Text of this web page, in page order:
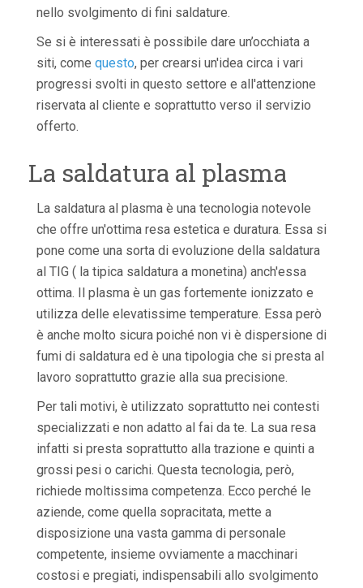
nello svolgimento di fini saldature.
Se si è interessati è possibile dare un’occhiata a
siti, come questo, per crearsi un'idea circa i vari
progressi svolti in questo settore e all'attenzione
riservata al cliente e soprattutto verso il servizio
offerto.
La saldatura al plasma
La saldatura al plasma è una tecnologia notevole
che offre un'ottima resa estetica e duratura. Essa si
pone come una sorta di evoluzione della saldatura
al TIG ( la tipica saldatura a monetina) anch'essa
ottima. Il plasma è un gas fortemente ionizzato e
utilizza delle elevatissime temperature. Essa però
è anche molto sicura poiché non vi è dispersione di
fumi di saldatura ed è una tipologia che si presta al
lavoro soprattutto grazie alla sua precisione.
Per tali motivi, è utilizzato soprattutto nei contesti
specializzati e non adatto al fai da te. La sua resa
infatti si presta soprattutto alla trazione e quinti a
grossi pesi o carichi. Questa tecnologia, però,
richiede moltissima competenza. Ecco perché le
aziende, come quella sopracitata, mette a
disposizione una vasta gamma di personale
competente, insieme ovviamente a macchinari
costosi e pregiati, indispensabili allo svolgimento